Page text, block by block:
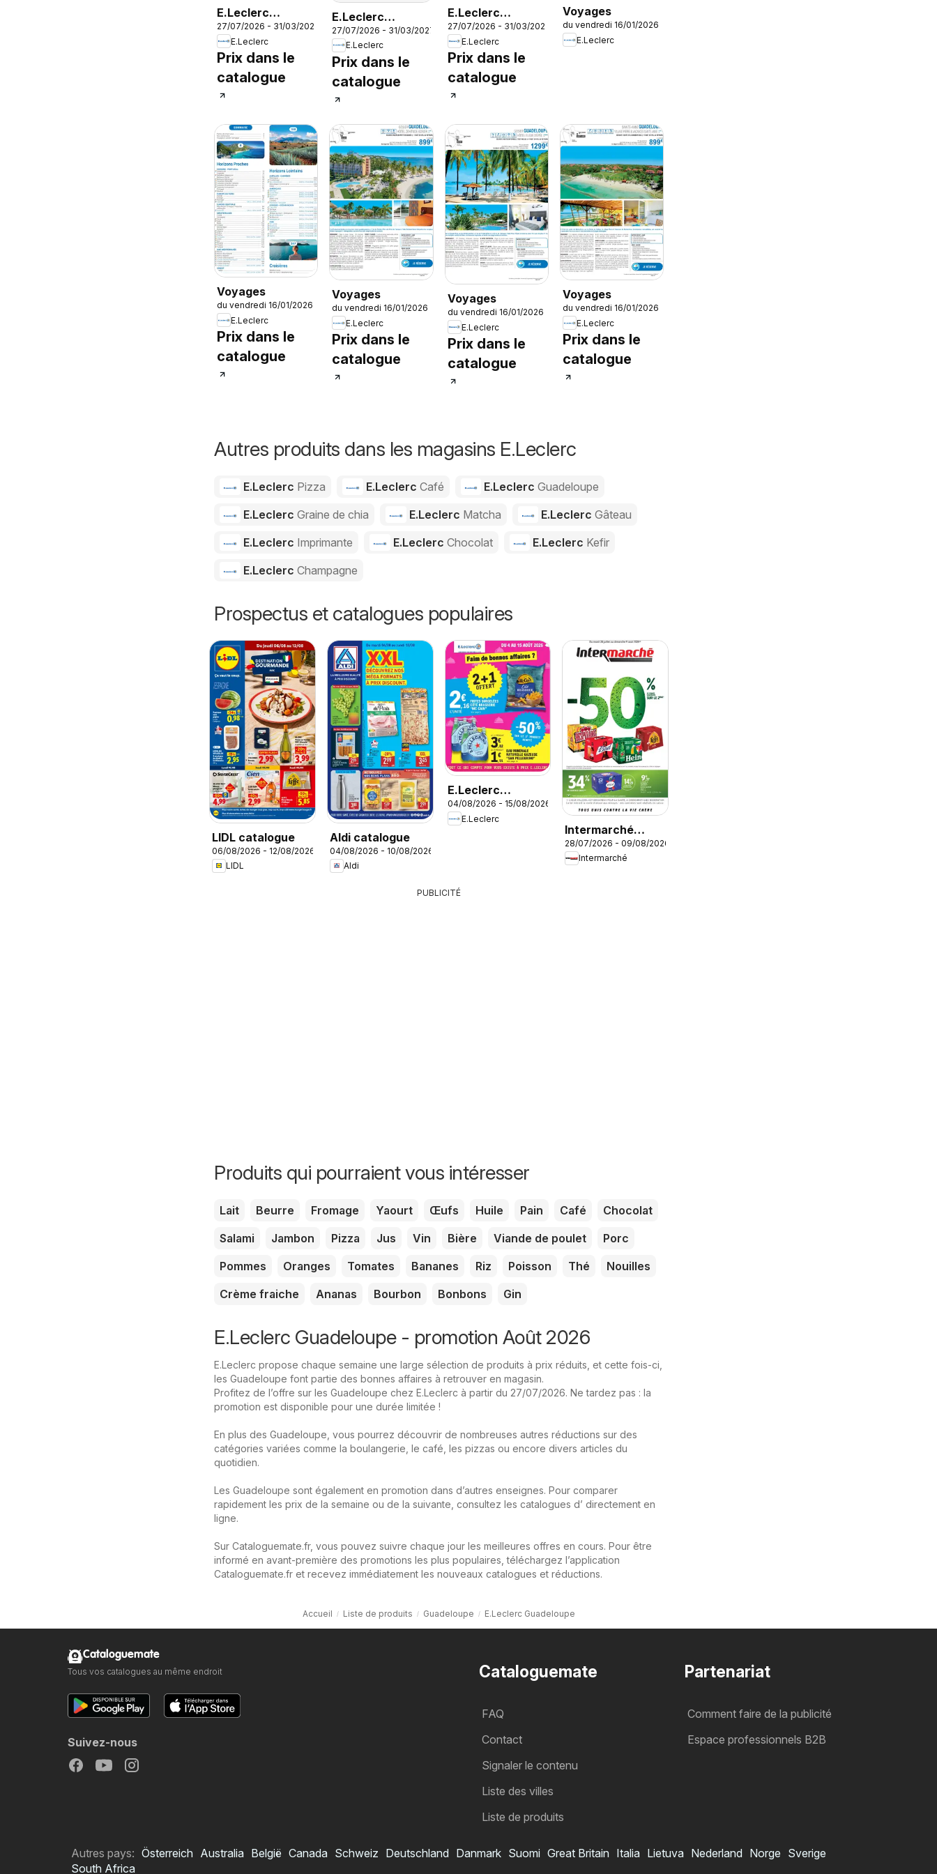
E.Leclerc
Voyages AH
2026/2027
27/07/2026 - 31/03/2027
E.Leclerc
Prix dans le
catalogue
E.Leclerc
Voyages AH
2026/2027
27/07/2026 - 31/03/2027
E.Leclerc
Prix dans le
catalogue
E.Leclerc
Voyages AH
2026/2027
27/07/2026 - 31/03/2027
E.Leclerc
Prix dans le
catalogue
Voyages
du vendredi 16/01/2026
E.Leclerc
Voyages
du vendredi 16/01/2026
E.Leclerc
Prix dans le
catalogue
Voyages
du vendredi 16/01/2026
E.Leclerc
Prix dans le
catalogue
Voyages
du vendredi 16/01/2026
E.Leclerc
Prix dans le
catalogue
Voyages
du vendredi 16/01/2026
E.Leclerc
Prix dans le
catalogue
Autres produits dans les magasins E.Leclerc
E.Leclerc Pizza E.Leclerc Café E.LeclercGuadeloupe
E.Leclerc Graine de chia E.Leclerc Matcha E.LeclercGâteau
E.Leclerc Imprimante E.Leclerc Chocolat E.Leclerc Kefir
E.Leclerc Champagne
Prospectus et catalogues populaires
LIDL catalogue
06/08/2026 - 12/08/2026
LIDL
Aldi catalogue
04/08/2026 - 10/08/2026
Aldi
E.Leclerc
catalogue
04/08/2026 - 15/08/2026
E.Leclerc
Intermarché
catalogue
28/07/2026 - 09/08/2026
Intermarché
PUBLICITÉ
Produits qui pourraient vous intéresser
Lait Beurre Fromage Yaourt Œufs Huile Pain Café
Chocolat
Salami
Jambon Pizza Jus Vin Bière Viande de poulet
Porc
Pommes
Oranges Tomates Bananes Riz Poisson Thé
Nouilles
Crème fraiche
Ananas Bourbon Bonbons Gin
E.Leclerc Guadeloupe - promotion Août 2026
E.Leclerc propose chaque semaine une large sélection de produits à prix réduits, et cette fois-ci,
les Guadeloupe font partie des bonnes affaires à retrouver en magasin.
Profitez de l’offre sur les Guadeloupe chez E.Leclerc à partir du 27/07/2026. Ne tardez pas : la
promotion est disponible pour une durée limitée !
En plus des Guadeloupe, vous pourrez découvrir de nombreuses autres réductions sur des
catégories variées comme la boulangerie, le café, les pizzas ou encore divers articles du
quotidien.
Les Guadeloupe sont également en promotion dans d’autres enseignes. Pour comparer
rapidement les prix de la semaine ou de la suivante, consultez les catalogues d’ directement en
ligne.
Sur Cataloguemate.fr, vous pouvez suivre chaque jour les meilleures offres en cours. Pour être
informé en avant-première des promotions les plus populaires, téléchargez l’application
Cataloguemate.fr et recevez immédiatement les nouveaux catalogues et réductions.
Accueil Liste de produits Guadeloupe E.Leclerc Guadeloupe
Cataloguemate
FAQ
Contact
Signaler le contenu
Liste des villes
Liste de produits
Partenariat
Comment faire de la publicité
Espace professionnels B2B
Cataloguemate
Tous vos catalogues au même endroit
Suivez-nous
Autres pays: Österreich Australia België Canada Schweiz Deutschland Danmark Suomi Great Britain Italia Lietuva Nederland Norge Sverige
South Africa